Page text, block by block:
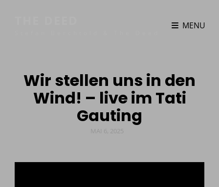
MENU
Wir stellen uns in den
Wind! – live im Tati
Gauting
POSTED
MAI 6, 2025